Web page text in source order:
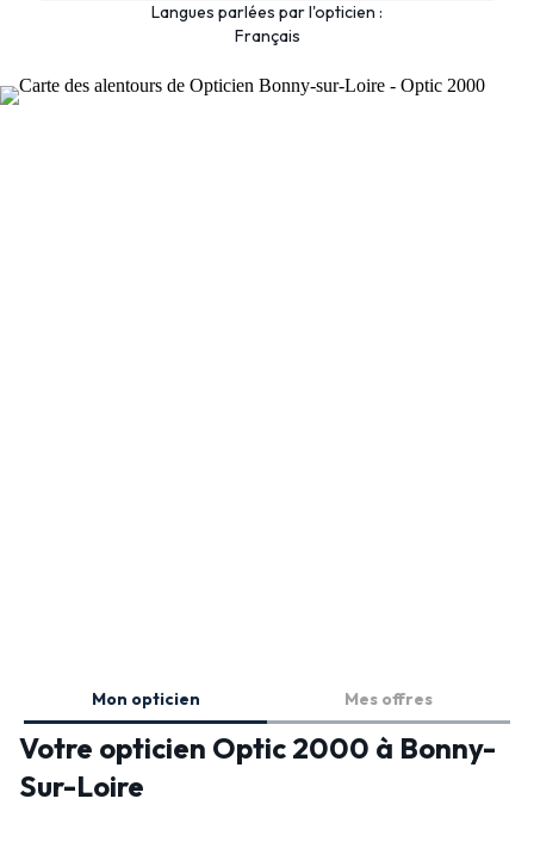
Langues parlées par l'opticien :
Français
Mon opticien Mes offres
Votre opticien Optic 2000 à Bonny-
Sur-Loire